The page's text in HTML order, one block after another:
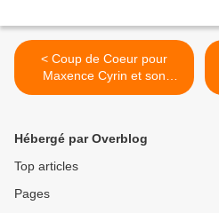
< Coup de Coeur pour
Maxence Cyrin et son
disque Melancholy Island
Hébergé par Overblog
Top articles
Pages